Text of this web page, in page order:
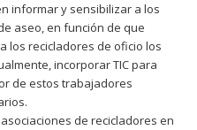
informar y sensibilizar a los
aseo, en función de que
los recicladores de oficio los
incorporar TIC para
de estos trabajadores
de recicladores en